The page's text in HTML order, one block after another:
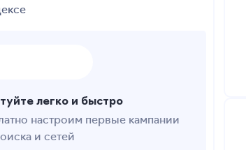
легко и быстро
настроим первые кампании
и сетей